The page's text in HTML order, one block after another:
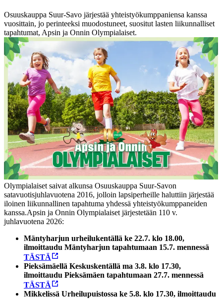
Osuuskauppa Suur-Savo järjestää yhteistyökumppaniensa kanssa
vuosittain, jo perinteeksi muodostuneet, suositut lasten liikunnalliset
tapahtumat, Apsin ja Onnin Olympialaiset.
Olympialaiset saivat alkunsa Osuuskauppa Suur-Savon
satavuotisjuhlavuotena 2016, jolloin lapsiperheille haluttiin järjestää
iloinen liikunnallinen tapahtuma yhdessä yhteistyökumppaneiden
kanssa.Apsin ja Onnin Olympialaiset järjestetään 110 v.
juhlavuotena 2026:
Mäntyharjun urheilukentällä ke 22.7. klo 18.00,
ilmoittaudu Mäntyharjun tapahtumaan 15.7. mennessä
TÄSTÄ
Pieksämäellä Keskuskentällä ma 3.8. klo 17.30,
ilmoittaudu Pieksämäen tapahtumaan 27.7. mennessä
TÄSTÄ
Mikkelissä Urheilupuistossa ke 5.8. klo 17.30, ilmoittaudu